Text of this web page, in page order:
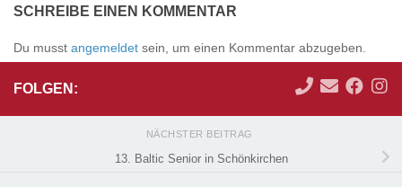
SCHREIBE EINEN KOMMENTAR
Du musst angemeldet sein, um einen Kommentar abzugeben.
FOLGEN:
NÄCHSTER BEITRAG
13. Baltic Senior in Schönkirchen